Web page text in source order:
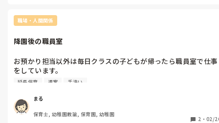
職場・人間関係
降園後の職員室
お預かり担当以外は毎日クラスの子どもが帰ったら職員室で仕事
をしています。
その際に、お茶やコーヒー、お菓子などを全員に出すのは歴が浅
最近はSNSに力を入れていて、その投稿(画像編集、文章の構成
園長への確認等)も若い先生。
そのほかも、ゴミ集め、備品(文房具、画用紙)の管理発注、全行
延長保育 週案 手洗い
まる
保育士, 幼稚園教諭, 保育園, 幼稚園
2 ・ 02/